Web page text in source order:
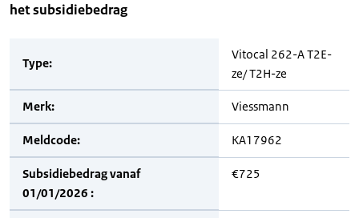
het subsidiebedrag
Type:
Vitocal 262-A T2E-
ze/ T2H-ze
Merk: Viessmann
Meldcode: KA17962
Subsidiebedrag vanaf
01/01/2026 :
€725